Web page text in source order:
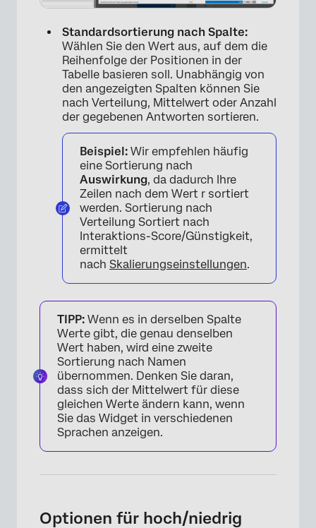
×
Standardsortierung nach Spalte:
Wählen Sie den Wert aus, auf dem die
Reihenfolge der Positionen in der
Tabelle basieren soll. Unabhängig von
den angezeigten Spalten können Sie
nach Verteilung, Mittelwert oder Anzahl
der gegebenen Antworten sortieren.
Beispiel: Wir empfehlen häufig
eine Sortierung nach
Auswirkung, da dadurch Ihre
Zeilen nach dem Wert r sortiert
werden. Sortierung nach
Verteilung Sortiert nach
Interaktions-Score/Günstigkeit,
ermittelt
nach Skalierungseinstellungen.
TIPP: Wenn es in derselben Spalte
Werte gibt, die genau denselben
Wert haben, wird eine zweite
Sortierung nach Namen
übernommen. Denken Sie daran,
dass sich der Mittelwert für diese
gleichen Werte ändern kann, wenn
Sie das Widget in verschiedenen
Sprachen anzeigen.
Optionen für hoch/niedrig